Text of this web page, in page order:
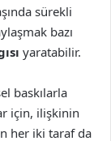
sürekli
bazı
yaratabilir.
baskılarla
için, ilişkinin
her iki taraf da